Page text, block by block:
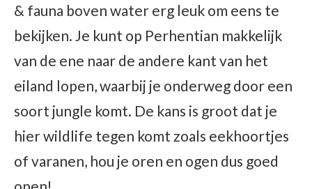
& fauna boven water erg leuk om eens te
bekijken. Je kunt op Perhentian makkelijk
van de ene naar de andere kant van het
eiland lopen, waarbij je onderweg door een
soort jungle komt. De kans is groot dat je
hier wildlife tegen komt zoals eekhoortjes
of varanen, hou je oren en ogen dus goed